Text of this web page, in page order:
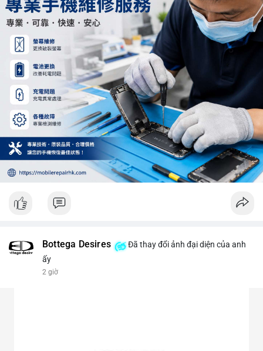
hoảng loạn. Theo dõi sát dòng tiền đổ vào sàn giao dịch tập
trung trong 24 giờ tới.
#12dot29btc #vilanh #tichluydaihan #phienau #btcmempool
Bottega Desires
Đã thay đổi ảnh đại diện của anh
ấy
2 giờ